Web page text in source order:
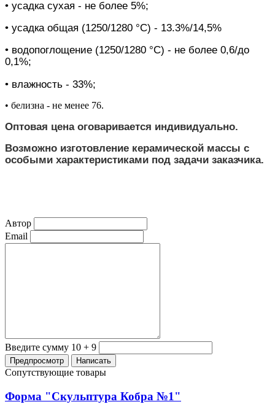
• усадка сухая - не более 5%;
• усадка общая (1250/1280 °С) - 13.3%/14,5%
• водопоглощение (1250/1280 °С) - не более 0,6/до
0,1%;
• влажность - 33%;
• белизна - не менее 76.
Оптовая цена оговаривается индивидуально.
Возможно изготовление керамической массы с
особыми характеристиками под задачи заказчика.
Автор
Email
Введите сумму 10 + 9
Сопутствующие товары
Форма "Скульптура Кобра №1"